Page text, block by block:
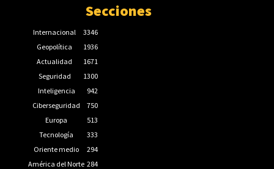
Secciones
Internacional
3346
Geopolítica
1936
Actualidad
1671
Seguridad
1300
Inteligencia
942
Ciberseguridad
750
Europa
513
Tecnología
333
Oriente medio
294
América del Norte 284